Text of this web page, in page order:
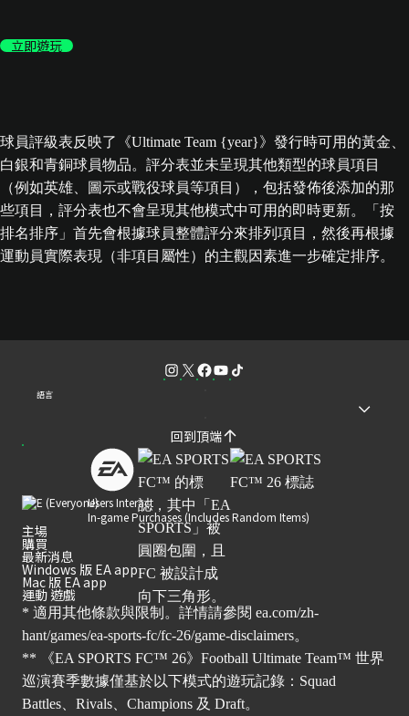
立即遊玩
球員評級表反映了《Ultimate Team {year}》發行時可用的黃金、
白銀和青銅球員物品。評分表並未呈現其他類型的球員項目
（例如英雄、圖示或戰役球員等項目），包括發佈後添加的那
些項目，評分表也不會呈現其他模式中可用的即時更新。「按
排名排序」首先會根據球員整體評分來排列項目，然後再根據
運動員實際表現（非項目屬性）的主觀因素進一步確定排序。
語言
回到頂端
Users Interact
In-game Purchases (Includes Random Items)
主場
購買
最新消息
Windows 版 EA app
Mac 版 EA app
運動 遊戲
* 適用其他條款與限制。詳情請參閱 ea.com/zh-
hant/games/ea-sports-fc/fc-26/game-disclaimers。
** 《EA SPORTS FC™ 26》Football Ultimate Team™ 世界
巡演賽季數據僅基於以下模式的遊玩記錄：Squad
Battles、Rivals、Champions 及 Draft。